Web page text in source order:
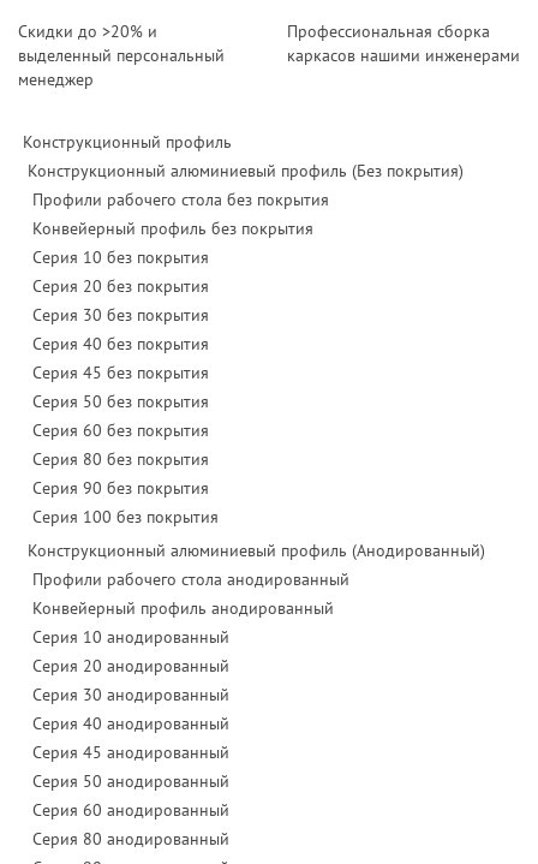
Скидки до >20% и
выделенный персональный
менеджер
Профессиональная сборка
каркасов нашими инженерами
Конструкционный профиль
Конструкционный алюминиевый профиль (Без покрытия)
Профили рабочего стола без покрытия
Конвейерный профиль без покрытия
Серия 10 без покрытия
Серия 20 без покрытия
Серия 30 без покрытия
Серия 40 без покрытия
Серия 45 без покрытия
Серия 50 без покрытия
Серия 60 без покрытия
Серия 80 без покрытия
Серия 90 без покрытия
Серия 100 без покрытия
Конструкционный алюминиевый профиль (Анодированный)
Профили рабочего стола анодированный
Конвейерный профиль анодированный
Серия 10 анодированный
Серия 20 анодированный
Серия 30 анодированный
Серия 40 анодированный
Серия 45 анодированный
Серия 50 анодированный
Серия 60 анодированный
Серия 80 анодированный